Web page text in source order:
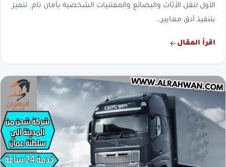
الأول لنقل الأثاث والبضائع والمقتنيات الشخصية بأمان تام. نتميز
بتنفيذ أدق معايير…
اقرأ المقال